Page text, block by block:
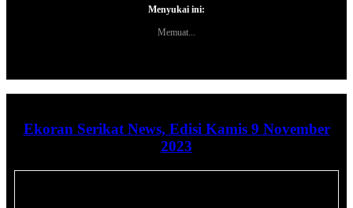
Menyukai ini:
Memuat...
Ekoran Serikat News, Edisi Kamis 9 November
2023